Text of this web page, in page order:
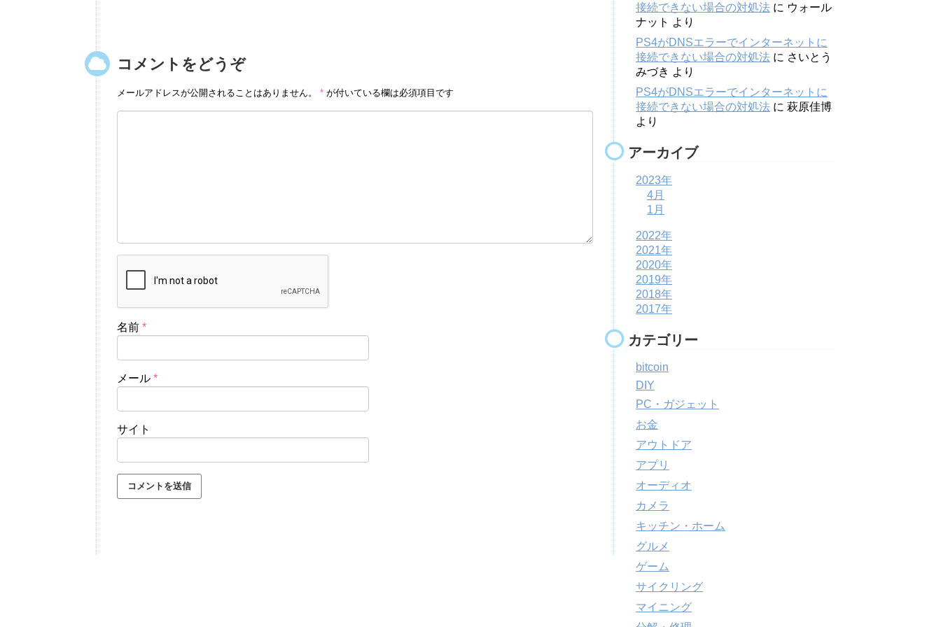
コメントをどうぞ
メールアドレスが公開されることはありません。 * が付いている欄は必須項目です
名前 *
メール *
サイト
接続できない場合の対処法 に ウォール
ナット より
PS4がDNSエラーでインターネットに
接続できない場合の対処法 に さいとう
みづき より
PS4がDNSエラーでインターネットに
接続できない場合の対処法 に 萩原佳博
より
アーカイブ
2023年
4月
1月
2022年
2021年
2020年
2019年
2018年
2017年
カテゴリー
bitcoin
DIY
PC・ガジェット
お金
アウトドア
アプリ
オーディオ
カメラ
キッチン・ホーム
グルメ
ゲーム
サイクリング
マイニング